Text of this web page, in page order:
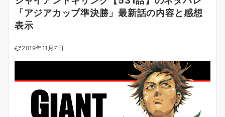
「アジアカップ準決勝」最新話の内容と感想
表示
2019年11月7日